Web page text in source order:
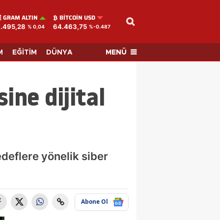
GRAM ALTIN
% 0,04
BITCOIN USD
64.463,75 %-0.487
EĞİTİM DÜNYA MENÜ
dijital
yönelik siber
Abone Ol